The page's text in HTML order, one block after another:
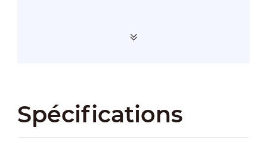
Spécifications